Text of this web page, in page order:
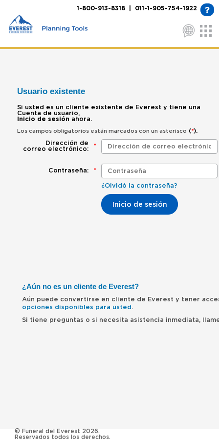
1-800-913-8318 | 011-1-905-754-1922
Usuario existente
Si usted es un cliente existente de Everest y tiene una
Cuenta de usuario,
Inicio de sesión ahora.
Los campos obligatorios están marcados con un asterisco (*).
Dirección de
correo electrónico:
*
Contraseña: *
¿Olvidó la contraseña?
¿Aún no es un cliente de Everest?
Aún puede convertirse en cliente de Everest y tener
opciones disponibles para usted .
Si tiene preguntas o si necesita asistencia inmediata,
© Funeral del Everest 2026.
Reservados todos los derechos.